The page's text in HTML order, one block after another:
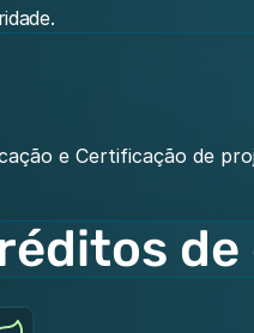
e Certificação de